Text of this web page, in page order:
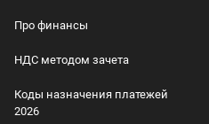
Про финансы
НДС методом зачета
Коды назначения платежей
2026